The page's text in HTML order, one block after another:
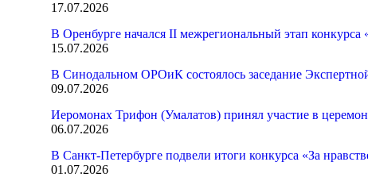
17.07.2026
В Оренбурге начался II межрегиональный этап
15.07.2026
В Синодальном ОРОиК состоялось заседание
09.07.2026
Иеромонах Трифон (Умалатов) принял участие в
06.07.2026
В Санкт-Петербурге подвели итоги конкурса «За
01.07.2026